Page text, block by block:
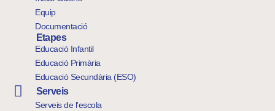
Equip
Documentació
Etapes
Educació Infantil
Educació Primària
Educació Secundària (ESO)
Serveis
Serveis de l'escola